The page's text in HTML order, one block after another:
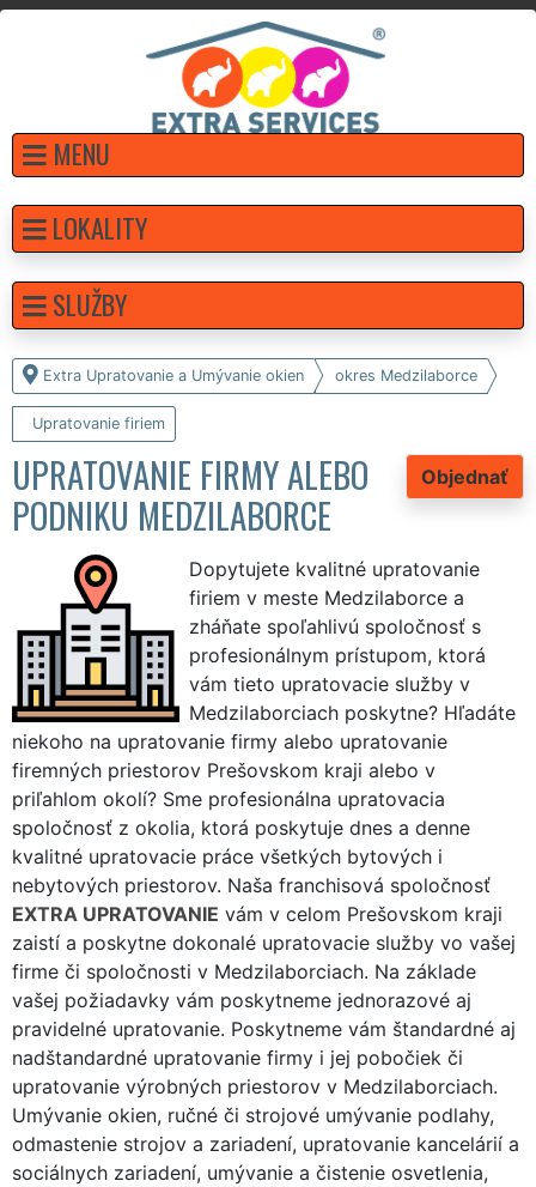
MENU
Extra Upratovanie a Umývanie okien okres Medzilaborce
Upratovanie firiem
Objednať
UPRATOVANIE FIRMY ALEBO
PODNIKU MEDZILABORCE
Dopytujete kvalitné upratovanie
firiem v meste Medzilaborce a
zháňate spoľahlivú spoločnosť s
profesionálnym prístupom, ktorá
vám tieto upratovacie služby v
Medzilaborciach poskytne? Hľadáte
niekoho na upratovanie firmy alebo upratovanie
firemných priestorov Prešovskom kraji alebo v
priľahlom okolí? Sme profesionálna upratovacia
spoločnosť z okolia, ktorá poskytuje dnes a denne
kvalitné upratovacie práce všetkých bytových i
nebytových priestorov. Naša franchisová spoločnosť
EXTRA UPRATOVANIE vám v celom Prešovskom kraji
zaistí a poskytne dokonalé upratovacie služby vo vašej
firme či spoločnosti v Medzilaborciach. Na základe
vašej požiadavky vám poskytneme jednorazové aj
pravidelné upratovanie. Poskytneme vám štandardné aj
nadštandardné upratovanie firmy i jej pobočiek či
upratovanie výrobných priestorov v Medzilaborciach.
Umývanie okien, ručné či strojové umývanie podlahy,
odmastenie strojov a zariadení, upratovanie kancelárií a
sociálnych zariadení, umývanie a čistenie osvetlenia,
LOKALITY
SLUŽBY